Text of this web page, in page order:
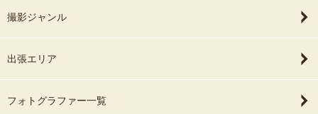
撮影ジャンル
出張エリア
フォトグラファー一覧